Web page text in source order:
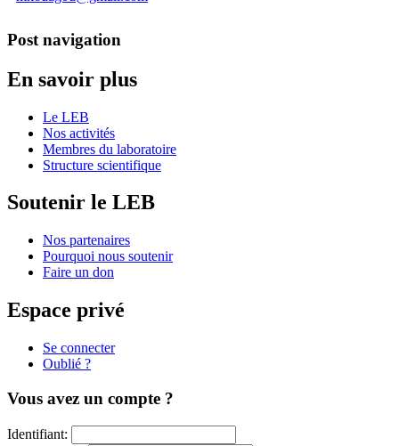
Post navigation
En savoir plus
Le LEB
Nos activités
Membres du laboratoire
Structure scientifique
Soutenir le LEB
Nos partenaires
Pourquoi nous soutenir
Faire un don
Espace privé
Se connecter
Oublié ?
Vous avez un compte ?
Identifiant: